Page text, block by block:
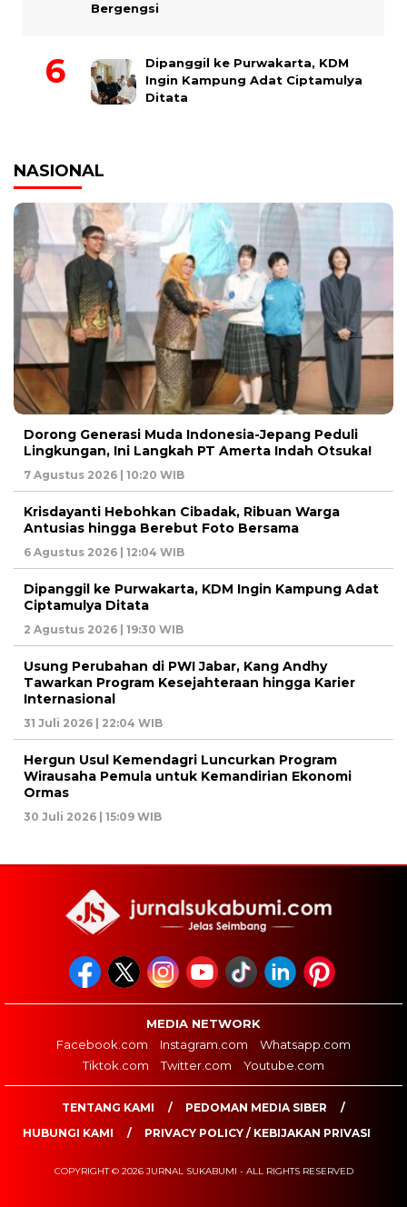
Bergengsi
Dipanggil ke Purwakarta, KDM
Ingin Kampung Adat Ciptamulya
Ditata
NASIONAL
Dorong Generasi Muda Indonesia-Jepang Peduli
Lingkungan, Ini Langkah PT Amerta Indah Otsuka!
7 Agustus 2026 | 10:20 WIB
Krisdayanti Hebohkan Cibadak, Ribuan Warga
Antusias hingga Berebut Foto Bersama
6 Agustus 2026 | 12:04 WIB
Dipanggil ke Purwakarta, KDM Ingin Kampung Adat
Ciptamulya Ditata
2 Agustus 2026 | 19:30 WIB
Usung Perubahan di PWI Jabar, Kang Andhy
Tawarkan Program Kesejahteraan hingga Karier
Internasional
31 Juli 2026 | 22:04 WIB
Hergun Usul Kemendagri Luncurkan Program
Wirausaha Pemula untuk Kemandirian Ekonomi
Ormas
30 Juli 2026 | 15:09 WIB
MEDIA NETWORK
Facebook.com
Instagram.com
Whatsapp.com
Tiktok.com
Twitter.com Youtube.com
TENTANG KAMI
PEDOMAN MEDIA SIBER
HUBUNGI KAMI
PRIVACY POLICY / KEBIJAKAN PRIVASI
COPYRIGHT © 2026 JURNAL SUKABUMI - ALL RIGHTS RESERVED